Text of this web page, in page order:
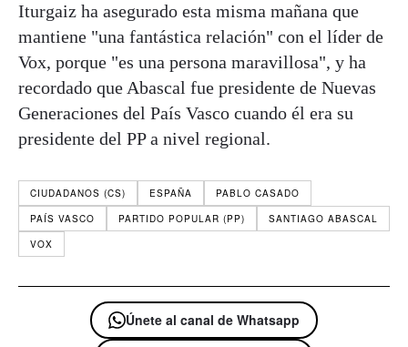
Iturgaiz ha asegurado esta misma mañana que
mantiene "una fantástica relación" con el líder de
Vox, porque "es una persona maravillosa", y ha
recordado que Abascal fue presidente de Nuevas
Generaciones del País Vasco cuando él era su
presidente del PP a nivel regional.
CIUDADANOS (CS) ESPAÑA
PABLO CASADO
PAÍS VASCO
PARTIDO POPULAR (PP)
SANTIAGO ABASCAL
VOX
Únete al canal de Whatsapp